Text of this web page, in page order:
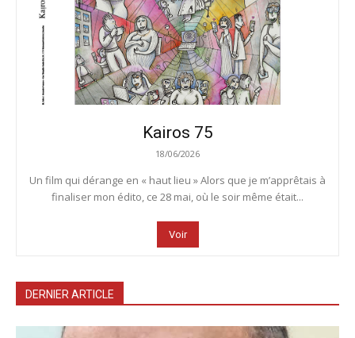
Kairos 75
18/06/2026
Un film qui dérange en « haut lieu » Alors que je m’apprêtais à
finaliser mon édito, ce 28 mai, où le soir même était...
Voir
DERNIER ARTICLE